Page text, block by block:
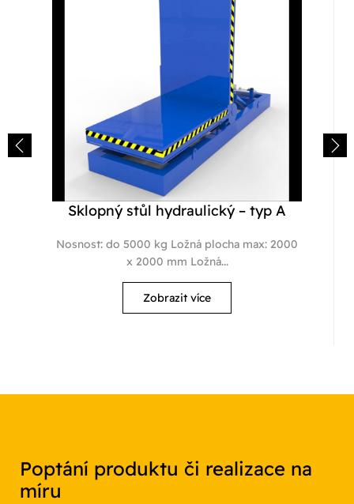
Sklopný stůl hydraulický – typ A
Nosnost: do 5000 kg Ložná plocha max: 2000
x 2000 mm Ložná...
Zobrazit více
Poptání produktu či realizace na
míru